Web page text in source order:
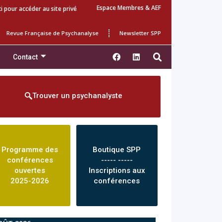
pour accéder au site privé Espace Membres & AEF
Revue Française de Psychanalyse Newsletter SPP
Contact
Trouver un psychanalyste
Programme des
conférences
ouvertes
2025-2026
Boutique SPP
----- -----
Inscriptions aux
conférences